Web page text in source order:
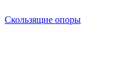
Скользящие опоры